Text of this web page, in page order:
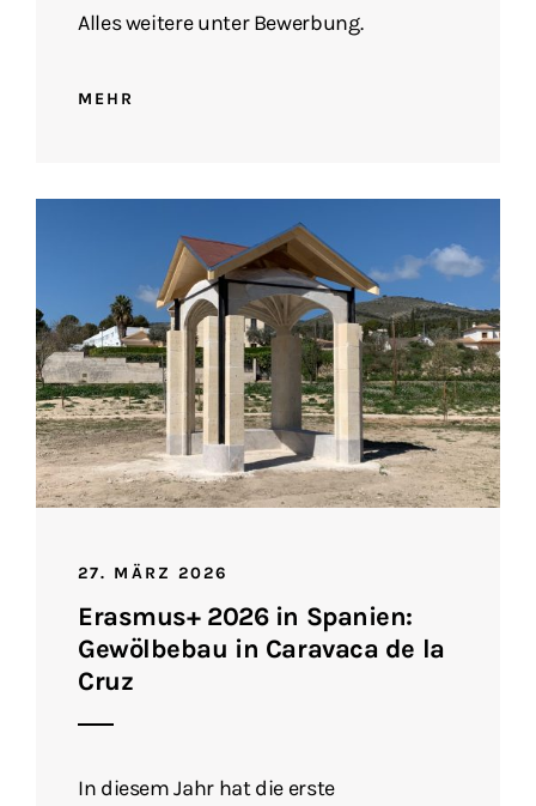
Alles weitere unter Bewerbung.
MEHR
27. MÄRZ 2026
Erasmus+ 2026 in Spanien:
Gewölbebau in Caravaca de la
Cruz
In diesem Jahr hat die erste